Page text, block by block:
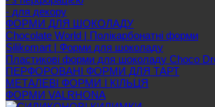
- для декору
ФОРМИ ДЛЯ ШОКОЛАДУ
Chocolate World | Полікарбонатні форми
Silikomart | Форми для шоколаду
Пластикові форми для шоколаду Choco
ПЕРФОРОВАНІ ФОРМИ ДЛЯ ТАРТ
МЕТАЛЕВІ ФОРМИ І КІЛЬЦЯ
ФОРМИ VALRHONA